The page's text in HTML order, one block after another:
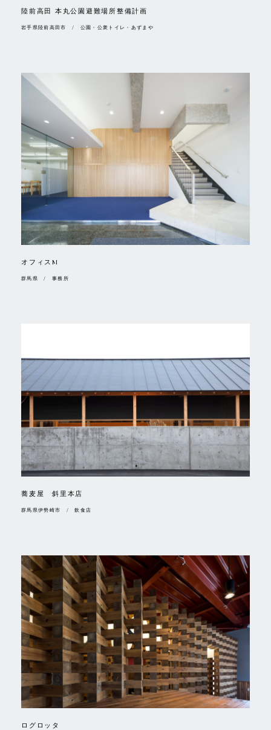
陸前高田 本丸公園避難場所整備計画
岩手県陸前高田市 / 公園・公衆トイレ・あずまや
オフィスM
群馬県 / 事務所
蕎麦屋 斜里本店
群馬県伊勢崎市 / 飲食店
ログロッタ